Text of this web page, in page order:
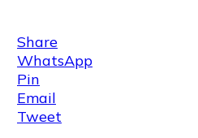
Share
WhatsApp
Pin
Email
Tweet